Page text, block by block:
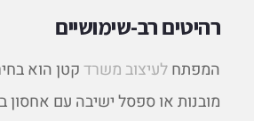
רהיטים רב-שימושיים
המפתחלעיצוב משרדקטן הוא
מובנות או ספסל ישיבה עם